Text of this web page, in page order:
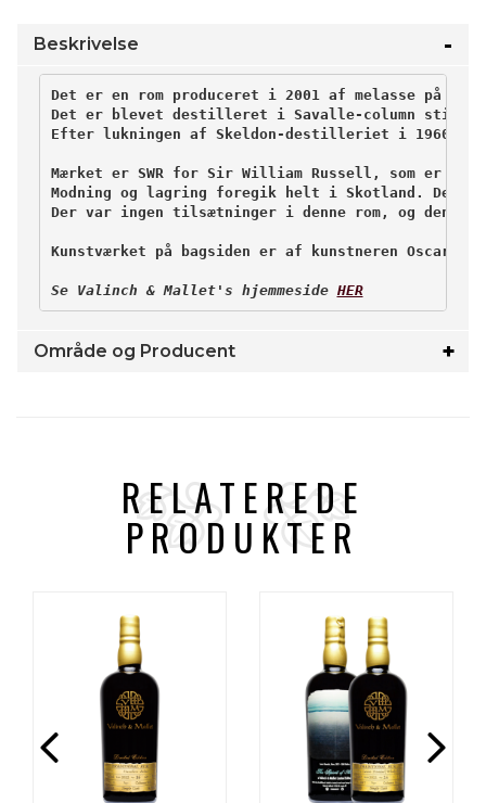
Beskrivelse
Det er en rom produceret i 2001 af melasse på
Det er blevet destilleret i Savalle-column
Efter lukningen af ​​Skeldon-destilleriet i 1960,
Mærket er SWR for Sir William Russell, som er
Modning og lagring foregik helt i Skotland.
Der var ingen tilsætninger i denne rom, og den
Kunstværket på bagsiden er af kunstneren Oscar
Se Valinch & Mallet's hjemmeside HER
Område og Producent
RELATEREDE
PRODUKTER